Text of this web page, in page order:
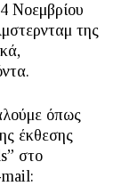
Νοεμβρίου
της
όπως
έκθεσης
στο